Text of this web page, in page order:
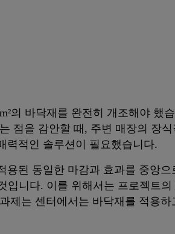
의 바닥재를 완전히 개조해야 했
점을 감안할 때, 주변 매장의 장
력적인 솔루션이 필요했습니다.
용된 동일한 마감과 효과를 중앙
입니다. 이를 위해서는 프로젝트
제는 센터에서는 바닥재를 적용하